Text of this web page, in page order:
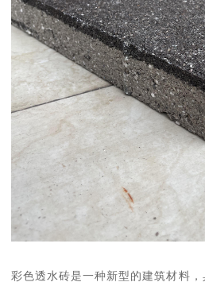
彩色透水砖是一种新型的建筑材料